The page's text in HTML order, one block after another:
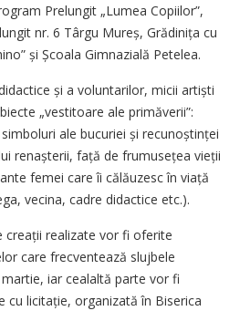
Prelungit „Lumea Copiilor”,
nr. 6 Târgu Mureș, Grădinița cu
și Școala Gimnazială Petelea.
și a voluntarilor, micii artiști
„vestitoare ale primăverii”:
ale bucuriei și recunoștinței
renașterii, față de frumusețea vieții
femei care îi călăuzesc în viață
vecina, cadre didactice etc.).
realizate vor fi oferite
care frecventează slujbele
iar cealaltă parte vor fi
cu licitație, organizată în Biserica